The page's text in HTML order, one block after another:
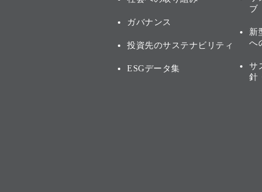
ガバナンス
投資先のサステナビリティ
ESGデータ集
ブ
新
へ
サ
針